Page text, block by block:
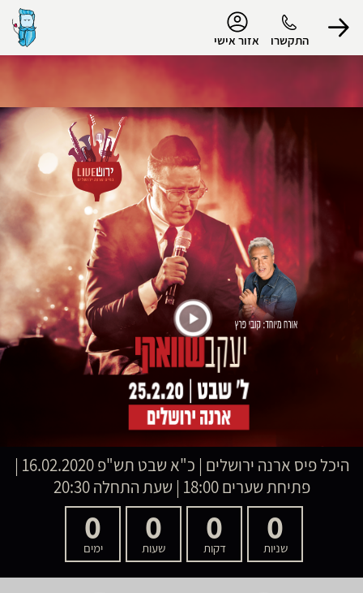
התקשרו אזור אישי
הפרופיל שלי
התנתק
היכל פיס ארנה ירושלים | כ"א שבט תש"פ
16.02.2020 |
פתיחת שערים 18:00 | שעת התחלה 20:30
0
שניות
0
דקות
0
שעות
0
ימים